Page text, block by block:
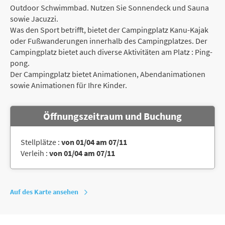
Outdoor Schwimmbad. Nutzen Sie Sonnendeck und Sauna
sowie Jacuzzi.
Was den Sport betrifft, bietet der Campingplatz Kanu-Kajak
oder Fußwanderungen innerhalb des Campingplatzes. Der
Campingplatz bietet auch diverse Aktivitäten am Platz : Ping-
pong.
Der Campingplatz bietet Animationen, Abendanimationen
sowie Animationen für Ihre Kinder.
Öffnungszeitraum und Buchung
Stellplätze : von 01/04 am 07/11
Verleih : von 01/04 am 07/11
Auf des Karte ansehen